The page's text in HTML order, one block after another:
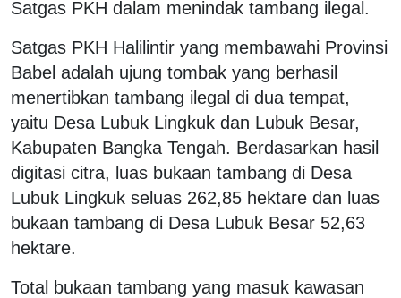
Satgas PKH dalam menindak tambang ilegal.
Satgas PKH Halilintir yang membawahi Provinsi
Babel adalah ujung tombak yang berhasil
menertibkan tambang ilegal di dua tempat,
yaitu Desa Lubuk Lingkuk dan Lubuk Besar,
Kabupaten Bangka Tengah. Berdasarkan hasil
digitasi citra, luas bukaan tambang di Desa
Lubuk Lingkuk seluas 262,85 hektare dan luas
bukaan tambang di Desa Lubuk Besar 52,63
hektare.
Total bukaan tambang yang masuk kawasan